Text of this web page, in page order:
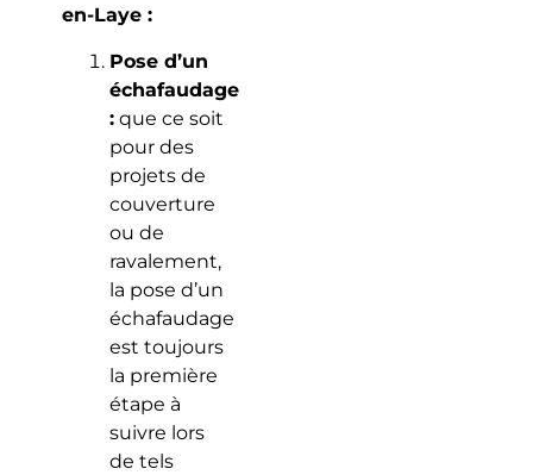
en-Laye :
Pose d’un
échafaudage
:que ce soit
pour des
projets de
couverture
ou de
ravalement,
la pose d’un
échafaudage
est toujours
la première
étape à
suivre lors
de tels